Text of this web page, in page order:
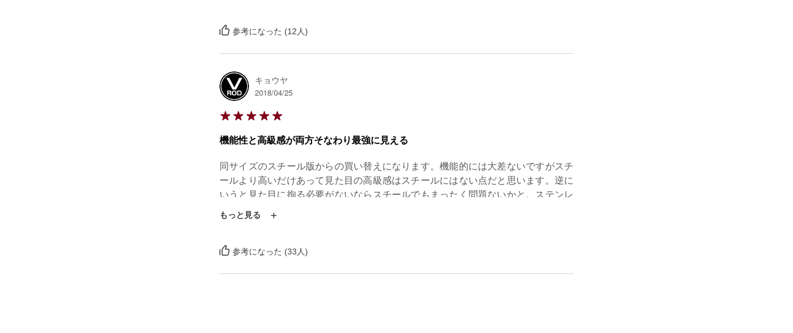
までが商品だと思いますし、すごく残念だなぁと思います。
参考になった (12人)
キョウヤ
2018/04/25
機能性と高級感が両方そなわり最強に見える
同サイズのスチール版からの買い替えになります。機能的には大差ないですがスチ
ールより高いだけあって見た目の高級感はスチールにはない点だと思います。逆に
いうと見た目に拘る必要がないならスチールでもまったく問題ないかと。ステンレ
スの欠点としては傷がアホみたいに目立つので乗せる物の材質と重量には注意が必
もっと見る
参考になった (33人)